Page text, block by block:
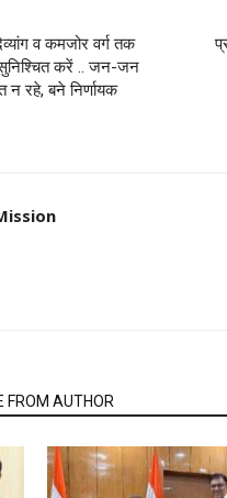
व कमजोर वर्ग तक
करें .. जन-जन
न रहे, बने निर्णायक
FROM AUTHOR